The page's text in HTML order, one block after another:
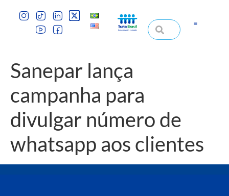
Sanepar lança
campanha para
divulgar número de
whatsapp aos clientes